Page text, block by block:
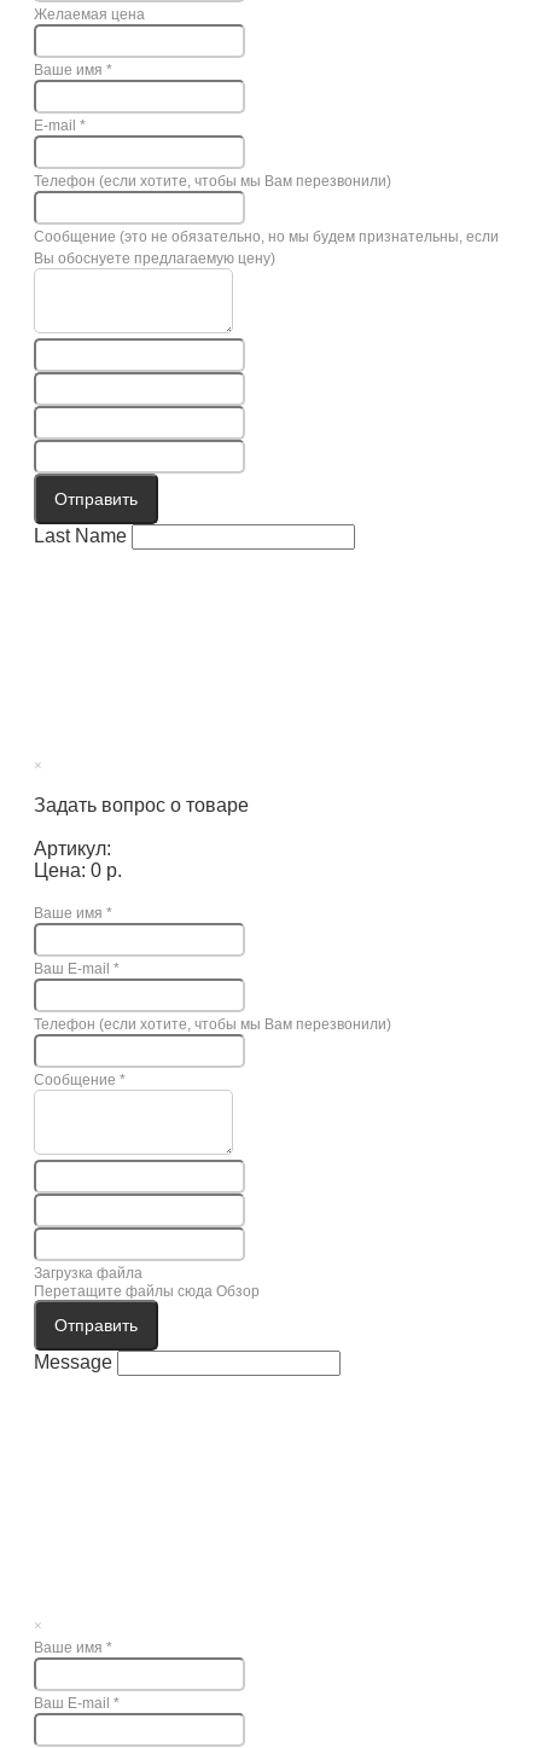
Желаемая цена
Ваше имя *
E-mail *
Телефон (если хотите, чтобы мы Вам перезвонили)
Сообщение (это не обязательно, но мы будем признательны, если
Вы обоснуете предлагаемую цену)
Отправить
Last Name
×
Задать вопрос о товаре
Артикул:
Цена: 0 р.
Ваше имя *
Ваш E-mail *
Телефон (если хотите, чтобы мы Вам перезвонили)
Сообщение *
Загрузка файла
Перетащите файлы сюда Обзор
Отправить
Message
×
Ваше имя *
Ваш E-mail *